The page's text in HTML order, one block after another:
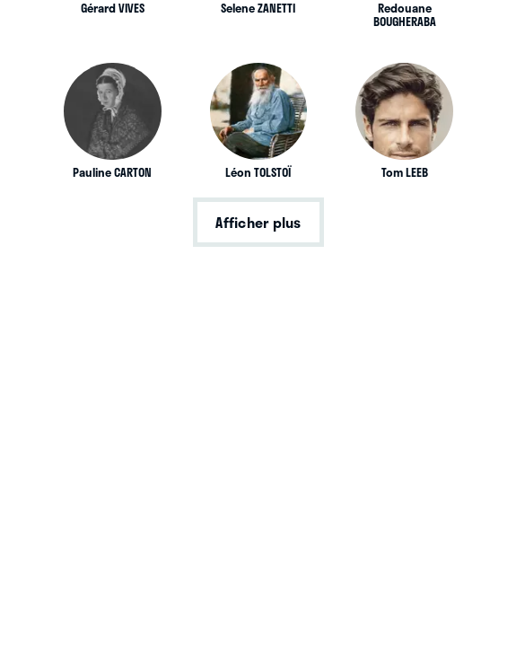
Gérard VIVES Selene ZANETTI Redouane
BOUGHERABA
Pauline CARTON Léon TOLSTOÏ Tom LEEB
Afficher plus